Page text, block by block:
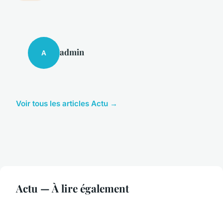
A admin
Voir tous les articles Actu →
Actu — À lire également